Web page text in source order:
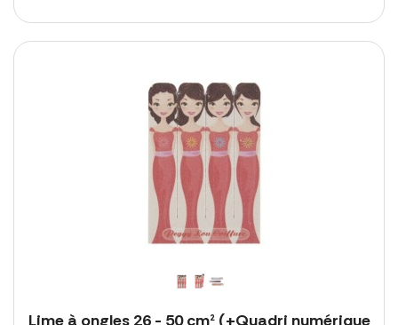
Lime à ongles 26 - 50 cm² (+Quadri numérique